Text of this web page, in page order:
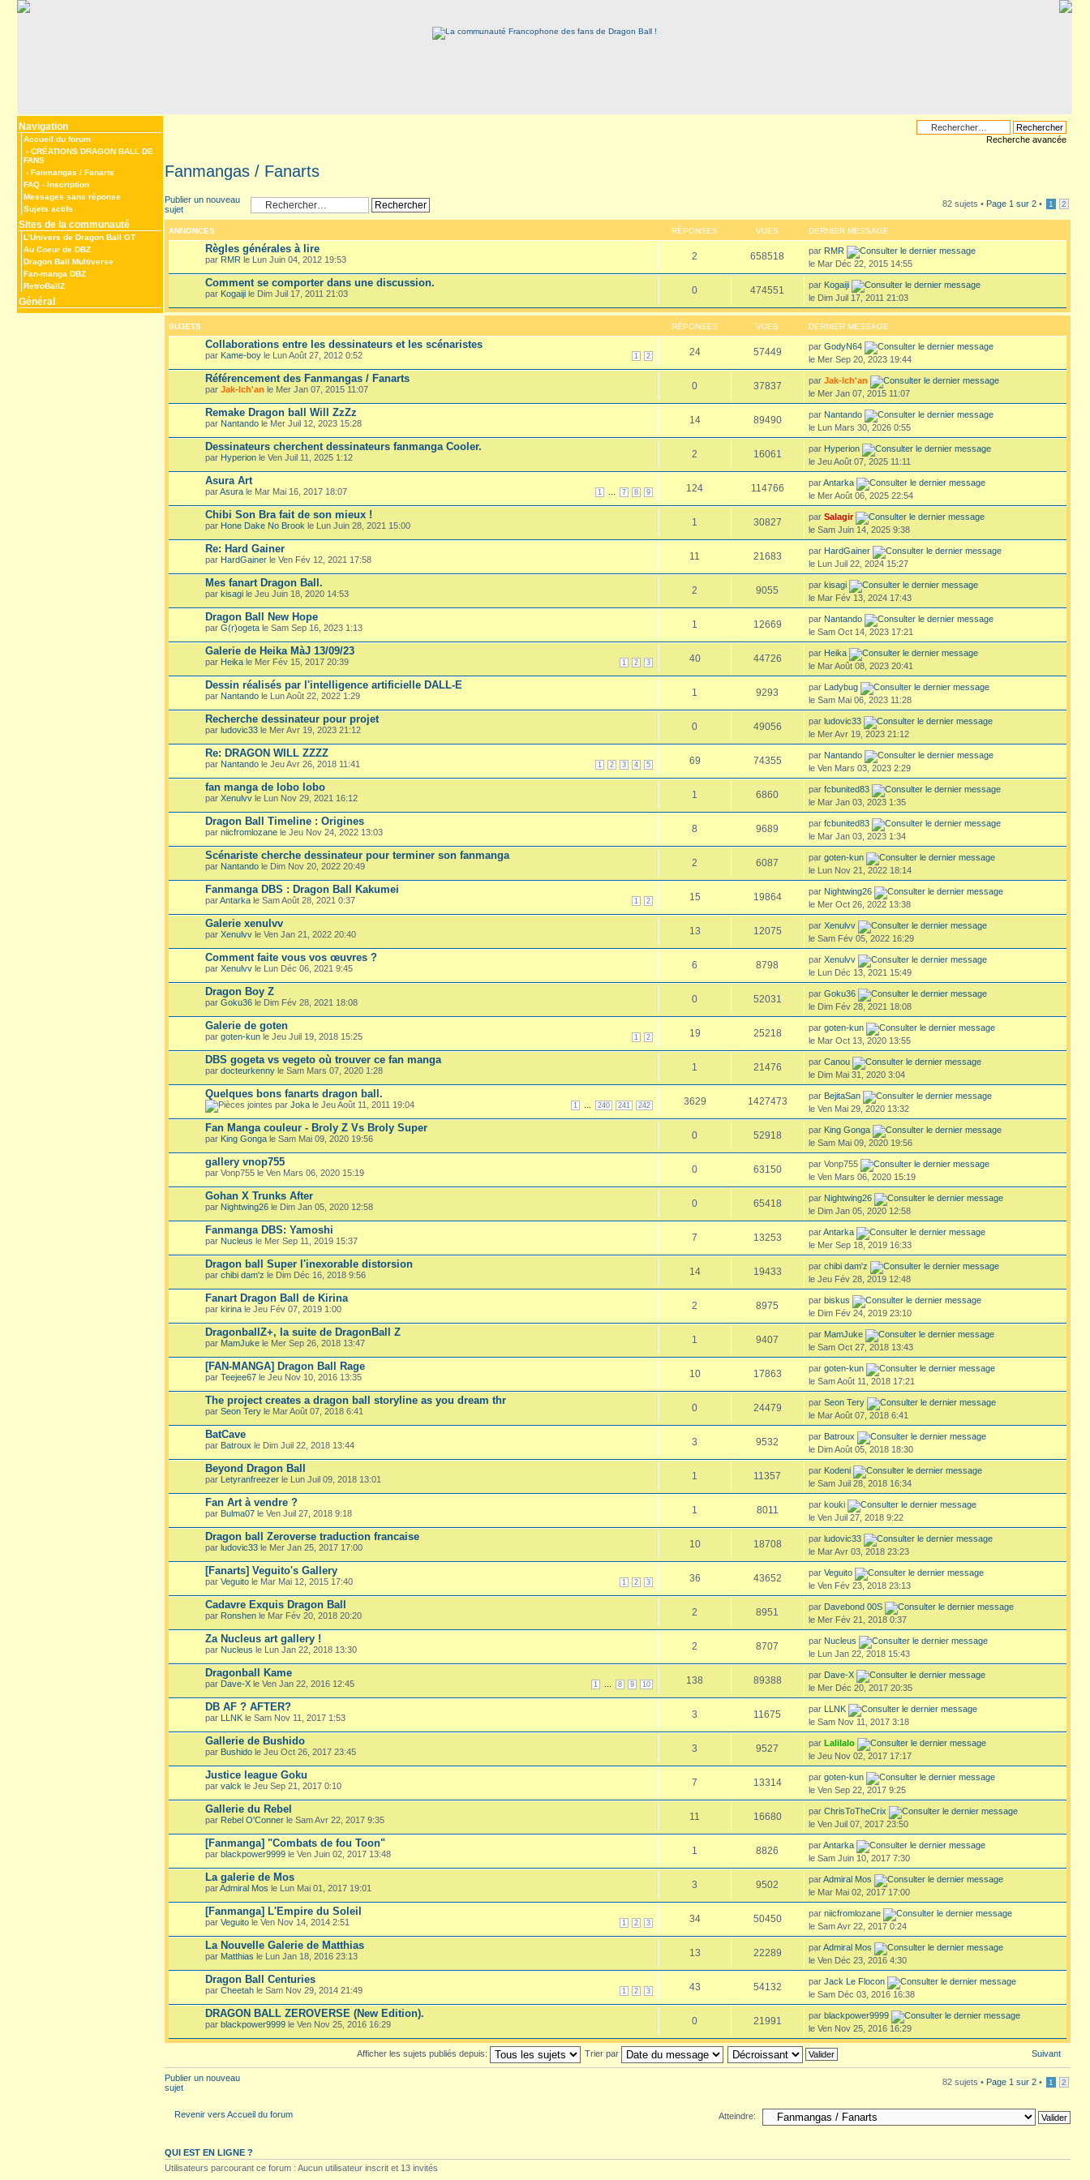
Navigation
Accueil du forum
‹ CRÉATIONS DRAGON BALL DE
FANS
‹ Fanmangas / Fanarts
FAQ - Inscription
Messages sans réponse
Sujets actifs
Sites de la communauté
L’Univers de Dragon Ball GT
Au Coeur de DBZ
Dragon Ball Multiverse
Fan-manga DBZ
RetroBallZ
Général
Recherche avancée
Fanmangas / Fanarts
Publier un nouveau
sujet
82 sujets • Page 1 sur 2 • 1 2
ANNONCES RÉPONSES VUES DERNIER MESSAGE
Règles générales à lire
par RMR le Lun Juin 04, 2012 19:53 2 658518 par RMR
le Mar Déc 22, 2015 14:55
Comment se comporter dans une discussion.
par Kogaiji le Dim Juil 17, 2011 21:03 0 474551 par Kogaiji
le Dim Juil 17, 2011 21:03
SUJETS RÉPONSES VUES DERNIER MESSAGE
Collaborations entre les dessinateurs et les scénaristes
1 2
par Kame-boy le Lun Août 27, 2012 0:52 24 57449 par GodyN64
le Mer Sep 20, 2023 19:44
Référencement des Fanmangas / Fanarts
par Jak-Ich'an le Mer Jan 07, 2015 11:07 0 37837 par Jak-Ich'an
le Mer Jan 07, 2015 11:07
Remake Dragon ball Will ZzZz
par Nantando le Mer Juil 12, 2023 15:28 14 89490 par Nantando
le Lun Mars 30, 2026 0:55
Dessinateurs cherchent dessinateurs fanmanga Cooler.
par Hyperion le Ven Juil 11, 2025 1:12 2 16061 par Hyperion
le Jeu Août 07, 2025 11:11
Asura Art
1 7 8 9
parAsura le Mar Mai 16, 2017 18:07 124 114766 parAntarka
le Mer Août 06, 2025 22:54
Chibi Son Bra fait de son mieux !
par Hone Dake No Brook le Lun Juin 28, 2021 15:00 1 30827 par Salagir
le Sam Juin 14, 2025 9:38
Re: Hard Gainer
par HardGainer le Ven Fév 12, 2021 17:58 11 21683 par HardGainer
le Lun Juil 22, 2024 15:27
Mes fanart Dragon Ball.
par kisagi le Jeu Juin 18, 2020 14:53 2 9055 par kisagi
le Mar Fév 13, 2024 17:43
Dragon Ball New Hope
par G(r)ogeta le Sam Sep 16, 2023 1:13 1 12669 par Nantando
le Sam Oct 14, 2023 17:21
Galerie de Heika MàJ 13/09/23
1 2 3
par Heika le Mer Fév 15, 2017 20:39 40 44726 par Heika
le Mar Août 08, 2023 20:41
Dessin réalisés par l'intelligence artificielle DALL-E
par Nantando le Lun Août 22, 2022 1:29 1 9293 par Ladybug
le Sam Mai 06, 2023 11:28
Recherche dessinateur pour projet
par ludovic33 le Mer Avr 19, 2023 21:12 0 49056 par ludovic33
le Mer Avr 19, 2023 21:12
Re: DRAGON WILL ZZZZ
1 2 3 4 5
par Nantando le Jeu Avr 26, 2018 11:41 69 74355 par Nantando
le Ven Mars 03, 2023 2:29
fan manga de lobo lobo
par Xenulvv le Lun Nov 29, 2021 16:12 1 6860 par fcbunited83
le Mar Jan 03, 2023 1:35
Dragon Ball Timeline : Origines
par niicfromlozane le Jeu Nov 24, 2022 13:03 8 9689 par fcbunited83
le Mar Jan 03, 2023 1:34
Scénariste cherche dessinateur pour terminer son fanmanga
par Nantando le Dim Nov 20, 2022 20:49 2 6087 par goten-kun
le Lun Nov 21, 2022 18:14
Fanmanga DBS : Dragon Ball Kakumei
1 2
parAntarka le Sam Août 28, 2021 0:37 15 19864 par Nightwing26
le Mer Oct 26, 2022 13:38
Galerie xenulvv
par Xenulvv le Ven Jan 21, 2022 20:40 13 12075 par Xenulvv
le Sam Fév 05, 2022 16:29
Comment faite vous vos œuvres ?
par Xenulvv le Lun Déc 06, 2021 9:45 6 8798 par Xenulvv
le Lun Déc 13, 2021 15:49
Dragon Boy Z
par Goku36 le Dim Fév 28, 2021 18:08 0 52031 par Goku36
le Dim Fév 28, 2021 18:08
Galerie de goten
1 2
par goten-kun le Jeu Juil 19, 2018 15:25 19 25218 par goten-kun
le Mar Oct 13, 2020 13:55
DBS gogeta vs vegeto où trouver ce fan manga
par docteurkenny le Sam Mars 07, 2020 1:28 1 21476 par Canou
le Dim Mai 31, 2020 3:04
Quelques bons fanarts dragon ball.
1 240 241 242
par Joka le Jeu Août 11, 2011 19:04 3629 1427473 par BejitaSan
le Ven Mai 29, 2020 13:32
Fan Manga couleur - Broly Z Vs Broly Super
par King Gonga le Sam Mai 09, 2020 19:56 0 52918 par King Gonga
le Sam Mai 09, 2020 19:56
gallery vnop755
par Vonp755 le Ven Mars 06, 2020 15:19 0 63150
par Vonp755
le Ven Mars 06, 2020 15:19
Gohan X Trunks After
par Nightwing26 le Dim Jan 05, 2020 12:58 0 65418 par Nightwing26
le Dim Jan 05, 2020 12:58
Fanmanga DBS: Yamoshi
par Nucleus le Mer Sep 11, 2019 15:37 7 13253 parAntarka
le Mer Sep 18, 2019 16:33
Dragon ball Super l'inexorable distorsion
par chibi dam'z le Dim Déc 16, 2018 9:56 14 19433 par chibi dam'z
le Jeu Fév 28, 2019 12:48
Fanart Dragon Ball de Kirina
par kirina le Jeu Fév 07, 2019 1:00 2 8975 par biskus
le Dim Fév 24, 2019 23:10
DragonballZ+, la suite de DragonBall Z
par MamJuke le Mer Sep 26, 2018 13:47 1 9407 par MamJuke
le Sam Oct 27, 2018 13:43
[FAN-MANGA] Dragon Ball Rage
par Teejee67 le Jeu Nov 10, 2016 13:35 10 17863 par goten-kun
le Sam Août 11, 2018 17:21
The project creates a dragon ball storyline as you dream thr
par Seon Tery le Mar Août 07, 2018 6:41 0 24479 par Seon Tery
le Mar Août 07, 2018 6:41
BatCave
par Batroux le Dim Juil 22, 2018 13:44 3 9532 par Batroux
le Dim Août 05, 2018 18:30
Beyond Dragon Ball
par Letyranfreezer le Lun Juil 09, 2018 13:01 1 11357 par Kodeni
le Sam Juil 28, 2018 16:34
Fan Art à vendre ?
par Bulma07 le Ven Juil 27, 2018 9:18 1 8011 par kouki
le Ven Juil 27, 2018 9:22
Dragon ball Zeroverse traduction francaise
par ludovic33 le Mer Jan 25, 2017 17:00 10 18708 par ludovic33
le Mar Avr 03, 2018 23:23
[Fanarts] Veguito's Gallery
1 2 3
par Veguito le Mar Mai 12, 2015 17:40 36 43652 par Veguito
le Ven Fév 23, 2018 23:13
Cadavre Exquis Dragon Ball
par Ronshen le Mar Fév 20, 2018 20:20 2 8951 par Davebond 00S
le Mer Fév 21, 2018 0:37
Za Nucleus art gallery !
par Nucleus le Lun Jan 22, 2018 13:30 2 8707 par Nucleus
le Lun Jan 22, 2018 15:43
Dragonball Kame
1 8 9 10
par Dave-X le Ven Jan 22, 2016 12:45 138 89388 par Dave-X
le Mer Déc 20, 2017 20:35
DB AF ? AFTER?
par LLNK le Sam Nov 11, 2017 1:53 3 11675 par LLNK
le Sam Nov 11, 2017 3:18
Gallerie de Bushido
par Bushido le Jeu Oct 26, 2017 23:45 3 9527 par Lalilalo
le Jeu Nov 02, 2017 17:17
Justice league Goku
par valck le Jeu Sep 21, 2017 0:10 7 13314 par goten-kun
le Ven Sep 22, 2017 9:25
Gallerie du Rebel
par Rebel O'Conner le Sam Avr 22, 2017 9:35 11 16680 par ChrisToTheCrix
le Ven Juil 07, 2017 23:50
[Fanmanga] "Combats de fou Toon"
par blackpower9999 le Ven Juin 02, 2017 13:48 1 8826 parAntarka
le Sam Juin 10, 2017 7:30
La galerie de Mos
parAdmiral Mos le Lun Mai 01, 2017 19:01 3 9502 parAdmiral Mos
le Mar Mai 02, 2017 17:00
[Fanmanga] L'Empire du Soleil
1 2 3
par Veguito le Ven Nov 14, 2014 2:51 34 50450 par niicfromlozane
le Sam Avr 22, 2017 0:24
La Nouvelle Galerie de Matthias
par Matthias le Lun Jan 18, 2016 23:13 13 22289 parAdmiral Mos
le Ven Déc 23, 2016 4:30
Dragon Ball Centuries
1 2 3
par Cheetah le Sam Nov 29, 2014 21:49 43 54132 par Jack Le Flocon
le Sam Déc 03, 2016 16:38
DRAGON BALL ZEROVERSE (New Edition).
par blackpower9999 le Ven Nov 25, 2016 16:29 0 21991 par blackpower9999
le Ven Nov 25, 2016 16:29
Suivant
Afficher les sujets publiés depuis: Trier par
Publier un nouveau
sujet
82 sujets • Page 1 sur 2 • 1 2
Revenir vers Accueil du forum Atteindre:
QUI EST EN LIGNE ?
Utilisateurs parcourant ce forum : Aucun utilisateur inscrit et 13 invités